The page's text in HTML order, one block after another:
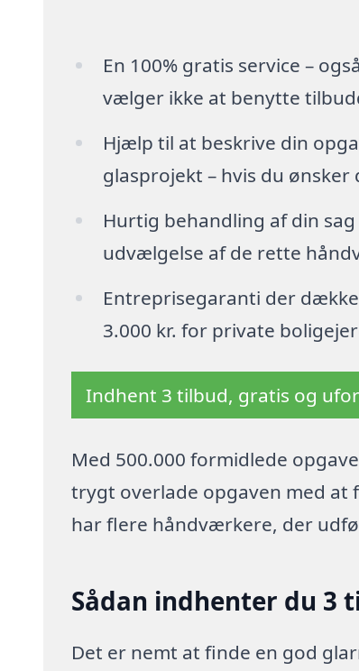
En 100% gratis service –
vælger ikke at benytte
Hjælp til at beskrive din
glasprojekt – hvis du ønsker
Hurtig behandling af din sag
udvælgelse af de rette
Entreprisegaranti der
3.000 kr. for private
Indhent 3 tilbud, gratis og
Med 500.000 formidlede
trygt overlade opgaven med at
har flere håndværkere, der
Sådan indhenter du
Det er nemt at finde en god